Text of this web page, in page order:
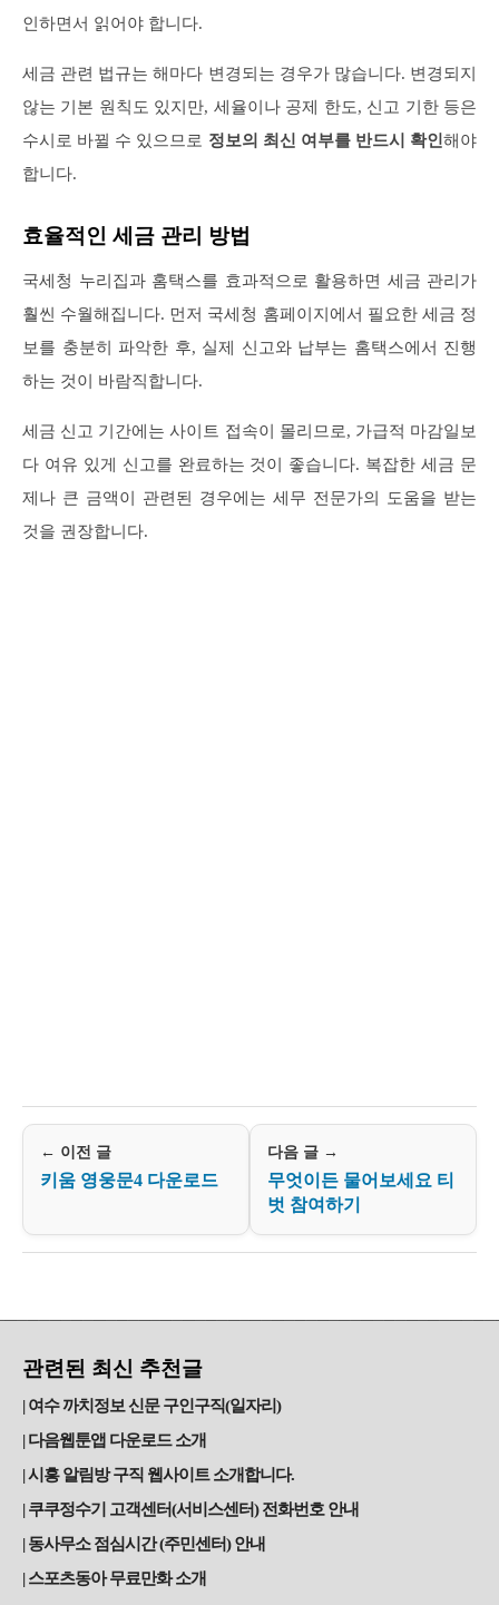
인하면서 읽어야 합니다.
세금 관련 법규는 해마다 변경되는 경우가 많습니다. 변경되지
않는 기본 원칙도 있지만, 세율이나 공제 한도, 신고 기한 등은
수시로 바뀔 수 있으므로 정보의 최신 여부를 반드시 확인 해야
합니다.
효율적인 세금 관리 방법
국세청 누리집과 홈택스를 효과적으로 활용하면 세금 관리가
훨씬 수월해집니다. 먼저 국세청 홈페이지에서 필요한 세금 정
보를 충분히 파악한 후, 실제 신고와 납부는 홈택스에서 진행
하는 것이 바람직합니다.
세금 신고 기간에는 사이트 접속이 몰리므로, 가급적 마감일보
다 여유 있게 신고를 완료하는 것이 좋습니다. 복잡한 세금 문
제나 큰 금액이 관련된 경우에는 세무 전문가의 도움을 받는
것을 권장합니다.
← 이전 글
키움 영웅문4 다운로드
다음 글 →
무엇이든 물어보세요 티
벗 참여하기
관련된 최신 추천글
여수 까치정보 신문 구인구직(일자리)
다음웹툰앱 다운로드 소개
시흥 알림방 구직 웹사이트 소개합니다.
쿠쿠정수기 고객센터(서비스센터) 전화번호 안내
동사무소 점심시간 (주민센터) 안내
스포츠동아 무료만화 소개